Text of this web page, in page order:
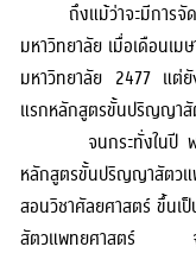
ถึงแม้ว่าจะมีการจัดตั้
มหาวิทยาลัย เมื่อเดือนเ
มหาวิทยาลัย 2477 แต่ยั
แรกหลักสูตรขั้นปริญญา
จนกระทั่งในปี พ.ศ.
หลักสูตรขั้นปริญญาสัตว
สอนวิชาศัลยศาสตร์ ขึ้นเ
สัตวแพทยศาสตร์ จุฬา